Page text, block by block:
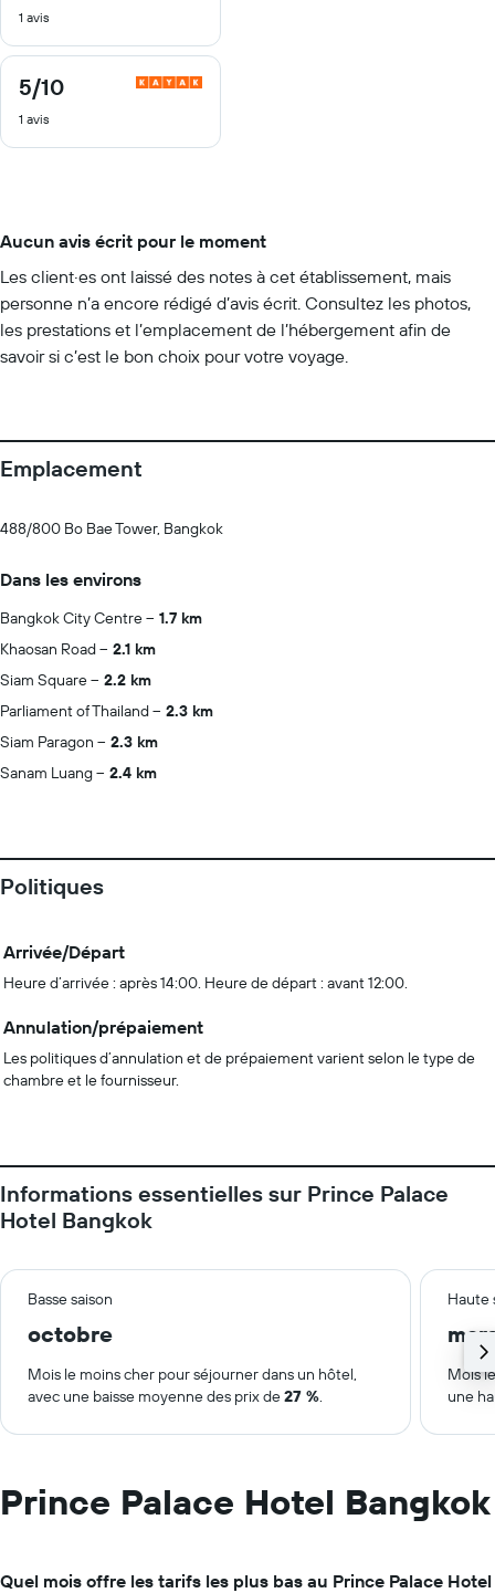
10
1 avis
5/10
5
sur
10
1 avis
Aucun avis écrit pour le moment
Les client·es ont laissé des notes à cet établissement, mais
personne n’a encore rédigé d’avis écrit. Consultez les photos,
les prestations et l’emplacement de l’hébergement afin de
savoir si c’est le bon choix pour votre voyage.
Emplacement
488/800 Bo Bae Tower, Bangkok
Dans les environs
Bangkok City Centre
1.7 km
Khaosan Road
2.1 km
Siam Square
2.2 km
Parliament of Thailand
2.3 km
Siam Paragon
2.3 km
Sanam Luang
2.4 km
Politiques
Arrivée/Départ
Heure d’arrivée : après 14:00. Heure de départ : avant 12:00.
Annulation/prépaiement
Les politiques d’annulation et de prépaiement varient selon le type de
chambre et le fournisseur.
Informations essentielles sur Prince Palace
Hotel Bangkok
Basse saison Haute
octobre
Mois le moins cher pour séjourner dans un hôtel,
avec une baisse moyenne des prix de27 %.
Mois
une
Prince Palace Hotel Bangkok
Quel mois offre les tarifs les plus bas au Prince Palace Hotel